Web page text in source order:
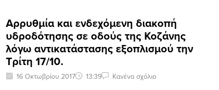
Αρρυθμία και ενδεχόμενη διακοπή
υδροδότησης σε οδούς της Κοζάνης
λόγω αντικατάστασης εξοπλισμού την
Τρίτη 17/10.
16 Οκτωβρίου 2017 13:39 Κανένα σχόλιο